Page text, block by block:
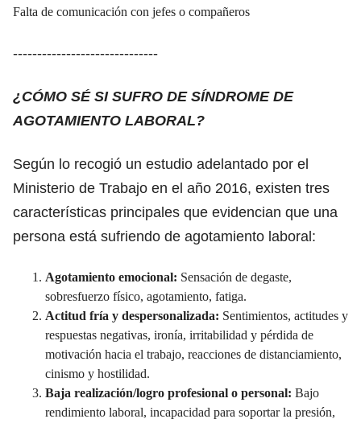
Falta de comunicación con jefes o compañeros
------------------------------
¿CÓMO SÉ SI SUFRO DE SÍNDROME DE
AGOTAMIENTO LABORAL?
Según lo recogió un estudio adelantado por el
Ministerio de Trabajo en el año 2016, existen tres
características principales que evidencian que una
persona está sufriendo de agotamiento laboral:
Agotamiento emocional: Sensación de degaste,
sobresfuerzo físico, agotamiento, fatiga.
Actitud fría y despersonalizada: Sentimientos, actitudes y
respuestas negativas, ironía, irritabilidad y pérdida de
motivación hacia el trabajo, reacciones de distanciamiento,
cinismo y hostilidad.
Baja realización/logro profesional o personal: Bajo
rendimiento laboral, incapacidad para soportar la presión,